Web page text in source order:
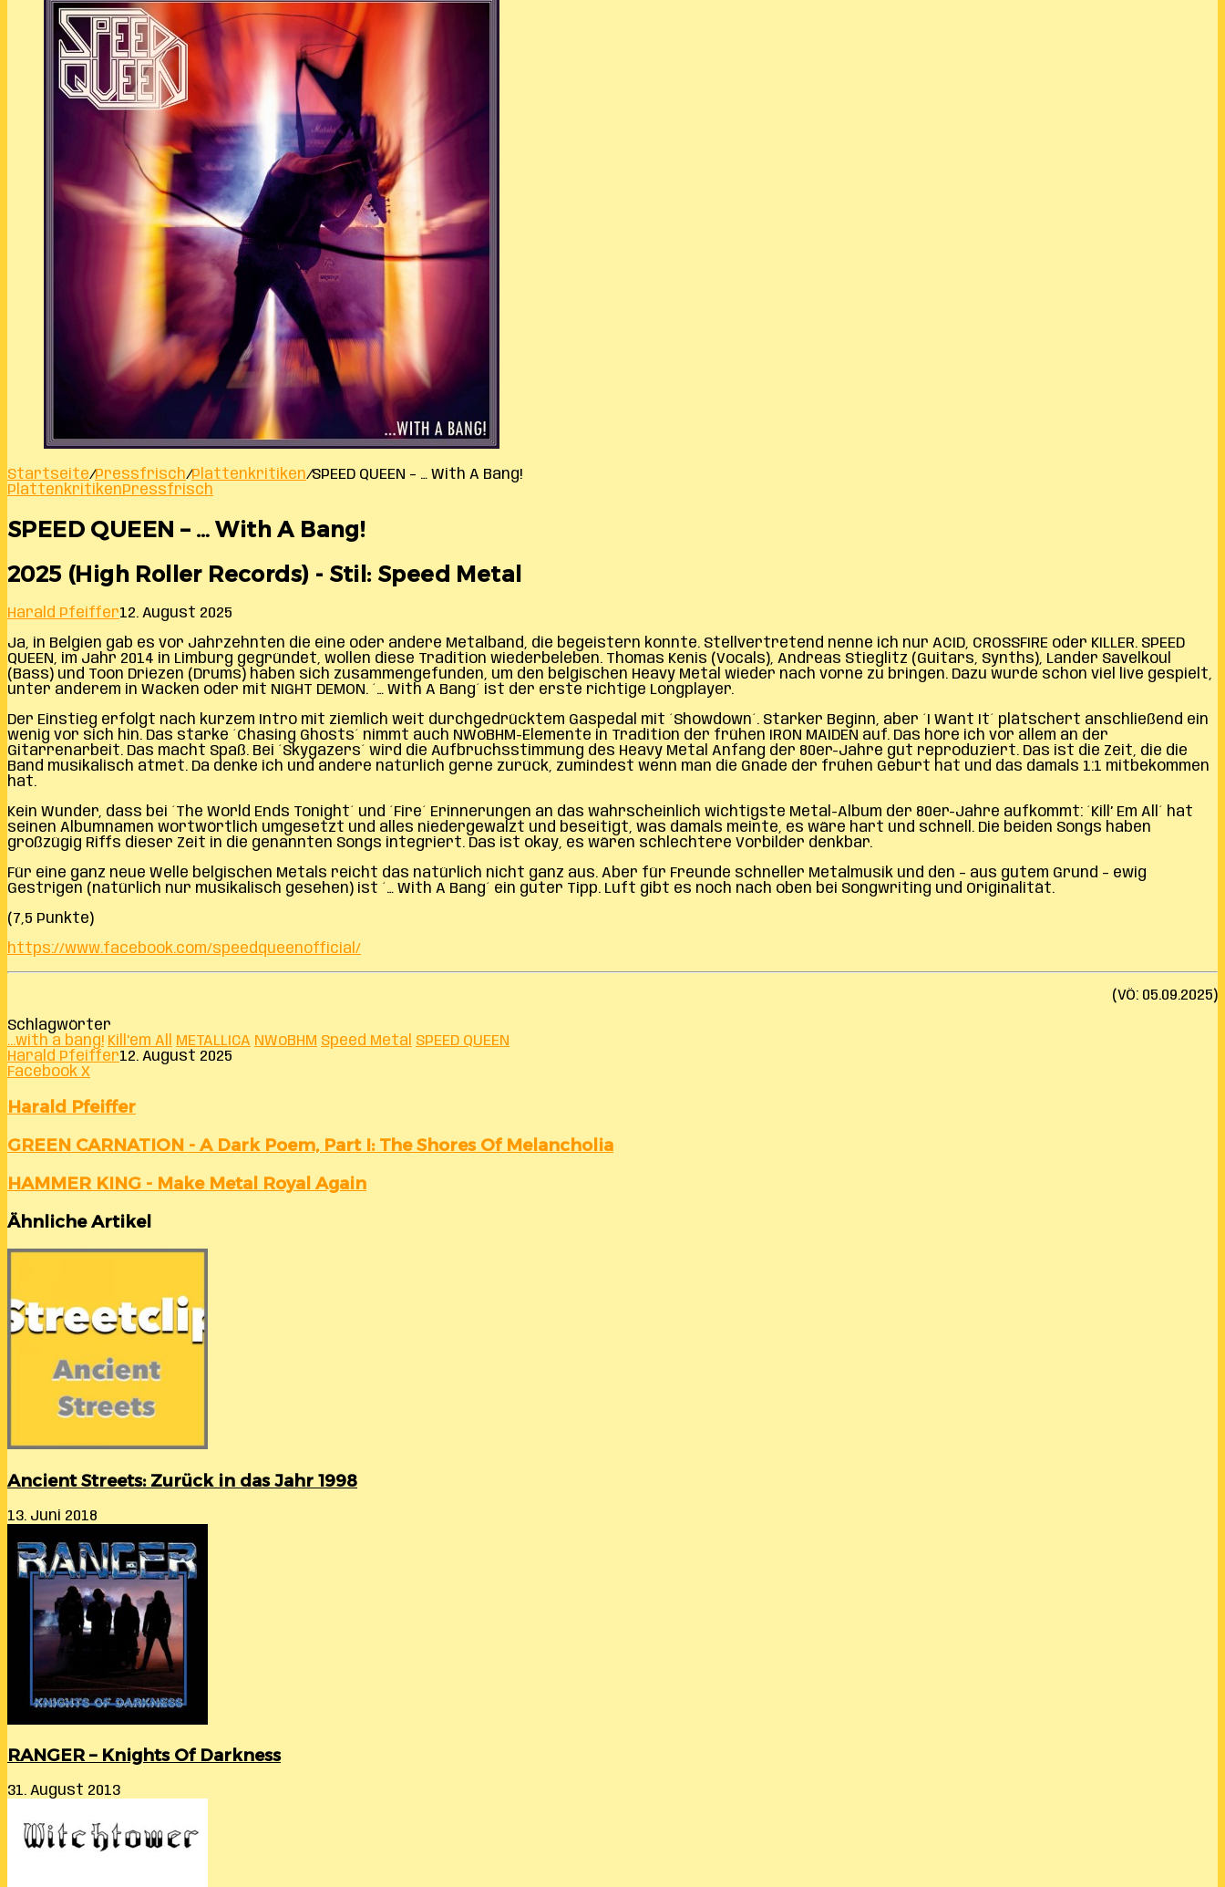
Startseite/Pressfrisch/Plattenkritiken/SPEED QUEEN – … With A Bang!
PlattenkritikenPressfrisch
SPEED QUEEN – … With A Bang!
2025 (High Roller Records) - Stil: Speed Metal
Harald Pfeiffer12. August 2025
Ja, in Belgien gab es vor Jahrzehnten die eine oder andere Metalband, die begeistern konnte. Stellvertretend nenne ich nur ACID, CROSSFIRE oder KILLER. SPEED
QUEEN, im Jahr 2014 in Limburg gegründet, wollen diese Tradition wiederbeleben. Thomas Kenis (Vocals), Andreas Stieglitz (Guitars, Synths), Lander Savelkoul
(Bass) und Toon Driezen (Drums) haben sich zusammengefunden, um den belgischen Heavy Metal wieder nach vorne zu bringen. Dazu wurde schon viel live gespielt,
unter anderem in Wacken oder mit NIGHT DEMON. ´… With A Bang´ ist der erste richtige Longplayer.
Der Einstieg erfolgt nach kurzem Intro mit ziemlich weit durchgedrücktem Gaspedal mit ´Showdown´. Starker Beginn, aber ´I Want It´ plätschert anschließend ein
wenig vor sich hin. Das starke ´Chasing Ghosts´ nimmt auch NWoBHM-Elemente in Tradition der frühen IRON MAIDEN auf. Das höre ich vor allem an der
Gitarrenarbeit. Das macht Spaß. Bei ´Skygazers´ wird die Aufbruchsstimmung des Heavy Metal Anfang der 80er-Jahre gut reproduziert. Das ist die Zeit, die die
Band musikalisch atmet. Da denke ich und andere natürlich gerne zurück, zumindest wenn man die Gnade der frühen Geburt hat und das damals 1:1 mitbekommen
hat.
Kein Wunder, dass bei ´The World Ends Tonight´ und ´Fire´ Erinnerungen an das wahrscheinlich wichtigste Metal-Album der 80er-Jahre aufkommt: ´Kill’ Em All´ hat
seinen Albumnamen wortwörtlich umgesetzt und alles niedergewalzt und beseitigt, was damals meinte, es wäre hart und schnell. Die beiden Songs haben
großzügig Riffs dieser Zeit in die genannten Songs integriert. Das ist okay, es wären schlechtere Vorbilder denkbar.
Für eine ganz neue Welle belgischen Metals reicht das natürlich nicht ganz aus. Aber für Freunde schneller Metalmusik und den – aus gutem Grund – ewig
Gestrigen (natürlich nur musikalisch gesehen) ist ´… With A Bang´ ein guter Tipp. Luft gibt es noch nach oben bei Songwriting und Originalität.
(7,5 Punkte)
https://www.facebook.com/speedqueenofficial/
(VÖ: 05.09.2025)
Schlagwörter
...with a bang! Kill'em All METALLICA NWoBHM Speed Metal SPEED QUEEN
Harald Pfeiffer12. August 2025
Facebook X
E-
Mail
Harald Pfeiffer
GREEN
CARNATION
A
Poem,
I:
Of
Melancholia
GREEN CARNATION - A Dark Poem, Part I: The Shores Of Melancholia
HAMMER
KING
-
Make
Royal
HAMMER KING - Make Metal Royal Again
Ähnliche Artikel
Ancient Streets: Zurück in das Jahr 1998
13. Juni 2018
RANGER – Knights Of Darkness
31. August 2013